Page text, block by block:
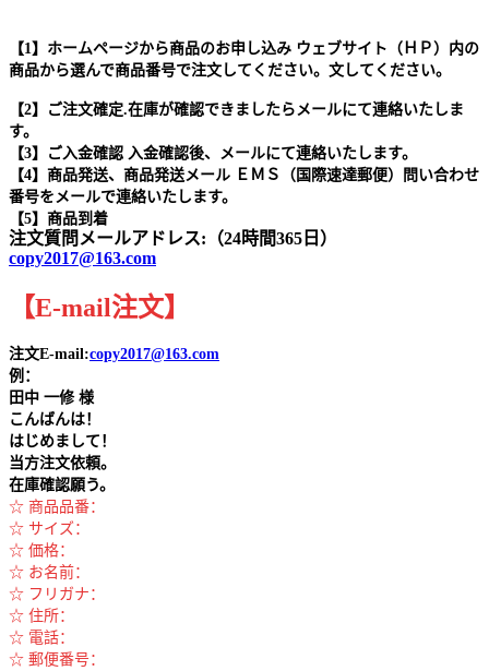
【1】ホームページから商品のお申し込み ウェブサイト（ＨＰ）内の
商品から選んで商品番号で注文してください。文してください。
【2】ご注文確定.在庫が確認できましたらメールにて連絡いたしま
す。
【3】ご入金確認 入金確認後、メールにて連絡いたします。
【4】商品発送、商品発送メール ＥＭＳ（国際速達郵便）問い合わせ
番号をメールで連絡いたします。
【5】商品到着
注文質問メールアドレス:（24時間365日）
copy2017@163.com
【E-mail注文】
注文E-mail:copy2017@163.com
例：
田中 一修 様
こんばんは！
はじめまして！
当方注文依頼。
在庫確認願う。
☆ 商品品番：
☆ サイズ：
☆ 価格：
☆ お名前：
☆ フリガナ：
☆ 住所：
☆ 電話：
☆ 郵便番号：